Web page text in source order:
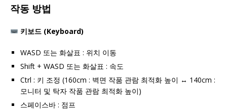
작동 방법
키보드 (Keyboard)
WASD 또는 화살표 : 위치 이동
Shift + WASD 또는 화살표 : 속도
Ctrl : 키 조정 (160cm : 벽면 작품 관람 최적화 높이 ↔️ 140cm :
모니터 및 탁자 작품 관람 최적화 높이)
스페이스바 : 점프